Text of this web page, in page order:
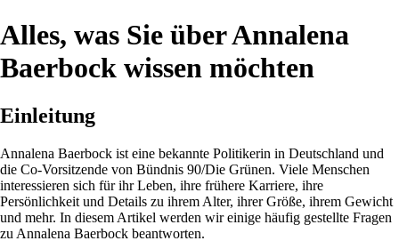
Alles, was Sie über Annalena
Baerbock wissen möchten
Einleitung
Annalena Baerbock ist eine bekannte Politikerin in Deutschland und
die Co-Vorsitzende von Bündnis 90/Die Grünen. Viele Menschen
interessieren sich für ihr Leben, ihre frühere Karriere, ihre
Persönlichkeit und Details zu ihrem Alter, ihrer Größe, ihrem Gewicht
und mehr. In diesem Artikel werden wir einige häufig gestellte Fragen
zu Annalena Baerbock beantworten.